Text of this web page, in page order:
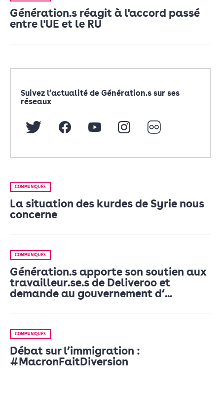
Génération.s réagit à l'accord passé
entre l'UE et le RU
Suivez l’actualité de Génération.s sur ses
réseaux
COMMUNIQUÉS
La situation des kurdes de Syrie nous
concerne
COMMUNIQUÉS
Génération.s apporte son soutien aux
travailleur.se.s de Deliveroo et
demande au gouvernement d’...
COMMUNIQUÉS
Débat sur l’immigration :
#MacronFaitDiversion